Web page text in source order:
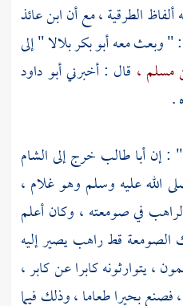
الطرقية ، مع أنابن عائذ
: " وبعث معهأبو بكربلالا" إلى
مسلم ، قال : أخبرنيأبو داود
.
: إنأبا طالب خرج إلىالشام
الله عليه وسلم وهو غلام ،
في صومعته ، وكان أعلم
الصومعة قط راهب يصير إليه
، يتوارثونه كابرا عن كابر ،
فصنعبحيراطعاما ، وذلك فيما